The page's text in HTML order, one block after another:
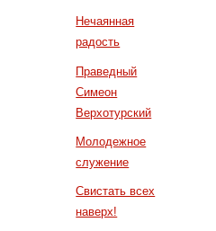
Нечаянная
радость
Праведный
Симеон
Верхотурский
Молодежное
служение
Свистать всех
наверх!